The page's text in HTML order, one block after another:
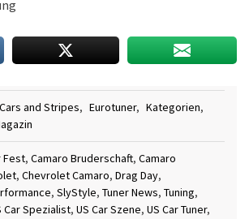
Fest,Camaro Bruderschaft
,Chevrolet Camaro,Drag Day,
,SlyStyle,Tuner News,Tuning
Car Spezialist,US Car Szene,US Car Tuner
,V8 Tuning,ZL1Upgrade